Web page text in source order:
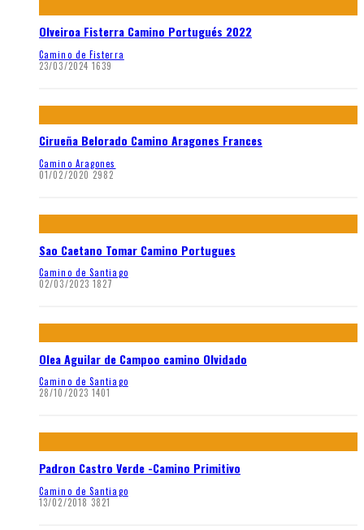
Olveiroa Fisterra Camino Portugués 2022
Camino de Fisterra
23/03/2024 1639
Cirueña Belorado Camino Aragones Frances
Camino Aragones
01/02/2020 2982
Sao Caetano Tomar Camino Portugues
Camino de Santiago
02/03/2023 1827
Olea Aguilar de Campoo camino Olvidado
Camino de Santiago
28/10/2023 1401
Padron Castro Verde -Camino Primitivo
Camino de Santiago
13/02/2018 3821